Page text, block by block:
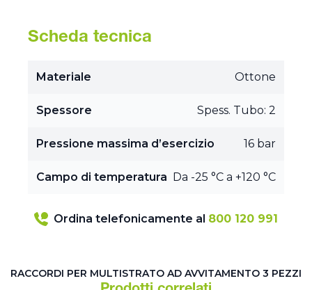
Scheda tecnica
Materiale Ottone
Spessore Spess. Tubo: 2
Pressione massima d’esercizio 16 bar
Campo di temperatura Da -25 °C a +120 °C
Ordina telefonicamente al 800 120 991
RACCORDI PER MULTISTRATO AD AVVITAMENTO 3 PEZZI